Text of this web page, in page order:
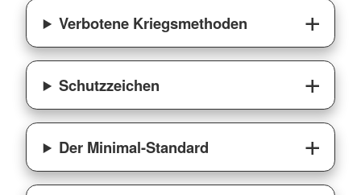
Verbotene Kriegsmethoden
Schutzzeichen
Der Minimal-Standard